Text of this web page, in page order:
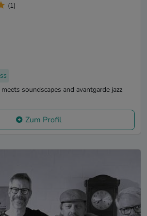
(1)
soundscapes and avantgarde jazz
Zum Profil